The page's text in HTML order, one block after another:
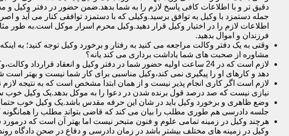
دقیق تر و با اطلاعات کافی پاسخ لازم را به شما بدهد.ضمن حضور در دفتر وکیل و
جمله دستمزد با وکیل به توافق برسید.وکیلی که با دستمزد توافقی کنار می آید و
اطلاعات لازم را در اختیار وکیل قرار دهید.وکیل محرم اسرار موکل است.به
فرزندان و اموال بدهید.
وقتی به یک دفتر وکالت مراجعه می کنید به رفتار و برخورد وکیل توجه کنید؛
مشاوره از صحبت های شما یاداشت برداری می کند یانه؟
لازم است که در 24 ساعت اولیه حضور شما در دفتر وکیل و انعقاد
دهد و کارهای او را پیگیری نمی کند،وکیل مناسبی برای کار شما نیست و بهتر
لازم است اگر کاری انجام پذیر نیست و از همان ابتدا مشخص است که به نتیجه لازم
نیازی نیست که صد درصد قول برنده شدن در دعوا را به موکل بدهد.یک وکیل خوب
وضع ظاهری و برخورد وکیل باید در شان این حرفه مقدس باشد.یک وکیل خوب
جلسه دادرسی هم طوری مطلب را بیان می کند که قاضی بتواند مطلب را
هرچند وکیل در زمینه تمامی علوم و فنون متبحر نیست اما بهتر آن است که درمورد
وکیل در زمینه های مختلف بیشتر باشد در زمان دادرسی و دفاع در صحن دادگاه